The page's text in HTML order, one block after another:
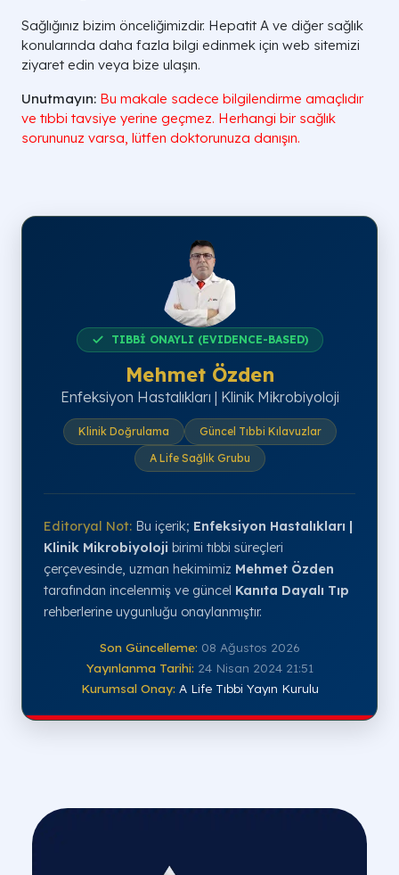
Sağlığınız bizim önceliğimizdir. Hepatit A ve diğer sağlık
konularında daha fazla bilgi edinmek için web sitemizi
ziyaret edin veya bize ulaşın.
Unutmayın: Bu makale sadece bilgilendirme amaçlıdır
ve tıbbi tavsiye yerine geçmez. Herhangi bir sağlık
sorununuz varsa, lütfen doktorunuza danışın.
TIBBİ ONAYLI (EVIDENCE-BASED)
Mehmet Özden
Enfeksiyon Hastalıkları | Klinik Mikrobiyoloji
Klinik Doğrulama
Güncel Tıbbi Kılavuzlar
A Life Sağlık Grubu
Editoryal Not: Bu içerik; Enfeksiyon Hastalıkları |
Klinik Mikrobiyoloji birimi tıbbi süreçleri
çerçevesinde, uzman hekimimiz Mehmet Özden
tarafından incelenmiş ve güncel Kanıta Dayalı Tıp
rehberlerine uygunluğu onaylanmıştır.
Son Güncelleme: 08 Ağustos 2026
Yayınlanma Tarihi: 24 Nisan 2024 21:51
Kurumsal Onay: A Life Tıbbi Yayın Kurulu